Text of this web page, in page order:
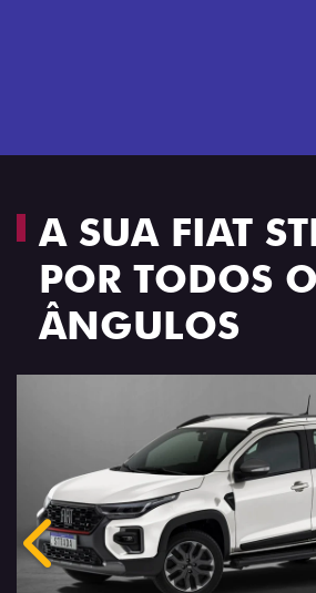
A SUA FIAT
POR TODOS
ÂNGULOS
Anterior